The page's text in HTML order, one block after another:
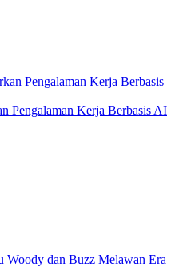
Pengalaman Kerja Berbasis AI